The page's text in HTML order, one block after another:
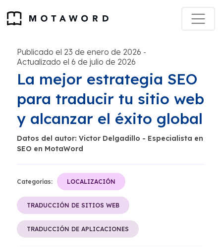
Publicado el 23 de enero de 2026 -
Actualizado el 6 de julio de 2026
La mejor estrategia SEO
para traducir tu sitio web
y alcanzar el éxito global
Datos del autor: Victor Delgadillo - Especialista en
SEO en MotaWord
Categorías: LOCALIZACIÓN
TRADUCCIÓN DE SITIOS WEB
TRADUCCIÓN DE APLICACIONES